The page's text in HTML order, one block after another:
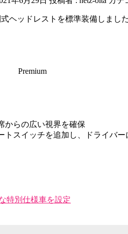
ヘッドレストを標準装備しました
Premium
からの広い視界を確保
トスイッチを追加し、ドライバー
特別仕様車を設定